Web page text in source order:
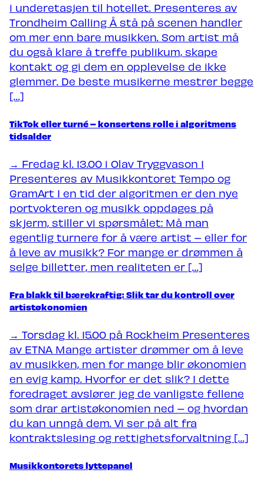
Søk om å spille på TC27
i underetasjen til hotellet. Presenteres av
Trondheim Calling Å stå på scenen handler
om mer enn bare musikken. Som artist må
du også klare å treffe publikum, skape
kontakt og gi dem en opplevelse de ikke
glemmer. De beste musikerne mestrer begge
[…]
TikTok eller turné – konsertens rolle i algoritmens
tidsalder
→ Fredag kl. 13.00 i Olav Tryggvason 1
Presenteres av Musikkontoret Tempo og
GramArt I en tid der algoritmen er den nye
portvokteren og musikk oppdages på
skjerm, stiller vi spørsmålet: Må man
egentlig turnere for å være artist – eller for
å leve av musikk? For mange er drømmen å
selge billetter, men realiteten er […]
Fra blakk til bærekraftig: Slik tar du kontroll over
artistøkonomien
→ Torsdag kl. 15.00 på Rockheim Presenteres
av ETNA Mange artister drømmer om å leve
av musikken, men for mange blir økonomien
en evig kamp. Hvorfor er det slik? I dette
foredraget avslører jeg de vanligste fellene
som drar artistøkonomien ned – og hvordan
du kan unngå dem. Vi ser på alt fra
kontraktslesing og rettighetsforvaltning […]
Musikkontorets lyttepanel